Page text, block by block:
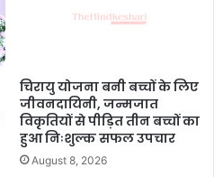
चिरायु योजना बनी बच्चों के लिए
जीवनदायिनी, जन्मजात
विकृतियों से पीड़ित तीन बच्चों का
हुआ निःशुल्क सफल उपचार
August 8, 2026